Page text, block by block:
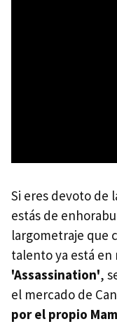
Si eres devoto de
estás de
largometraje que
talento ya está en
'Assassination',
el mercado de
por el propio